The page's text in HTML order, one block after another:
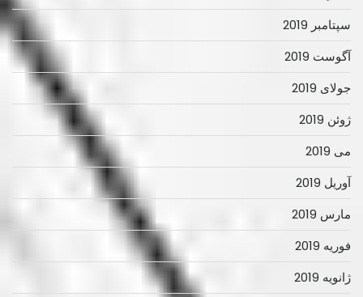
سپتامبر 2019
آگوست 2019
جولای 2019
ژوئن 2019
می 2019
آوریل 2019
مارس 2019
فوریه 2019
ژانویه 2019